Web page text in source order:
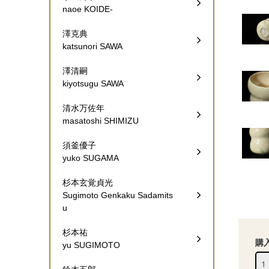
購
naoe KOIDE-
澤克典
katsunori SAWA
澤清嗣
kiyotsugu SAWA
清水万佐年
masatoshi SHIMIZU
須釜優子
yuko SUGAMA
杉本玄覚貞光
Sugimoto Genkaku Sadamits
u
杉本祐
yu SUGIMOTO